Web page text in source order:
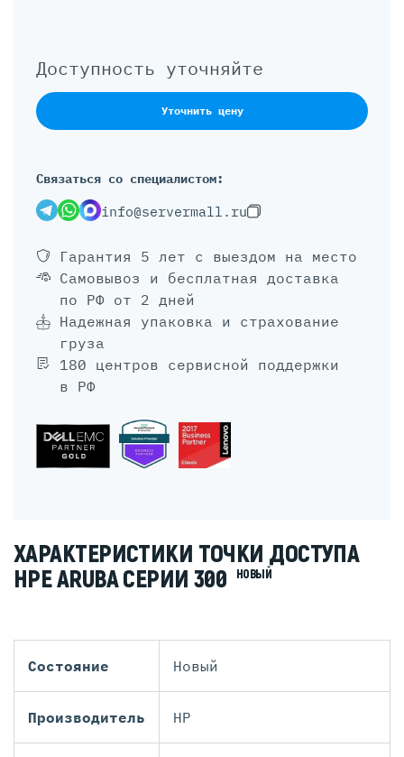
Доступность уточняйте
Уточнить цену
Связаться со специалистом:
info@servermall.ru
Гарантия 5 лет с выездом на место
Самовывоз и бесплатная доставка
по РФ от 2 дней
Надежная упаковка и страхование
груза
180 центров сервисной поддержки
в РФ
ХАРАКТЕРИСТИКИ ТОЧКИ ДОСТУПА
HPE ARUBA СЕРИИ 300
НОВЫЙ
Состояние Новый
Производитель HP